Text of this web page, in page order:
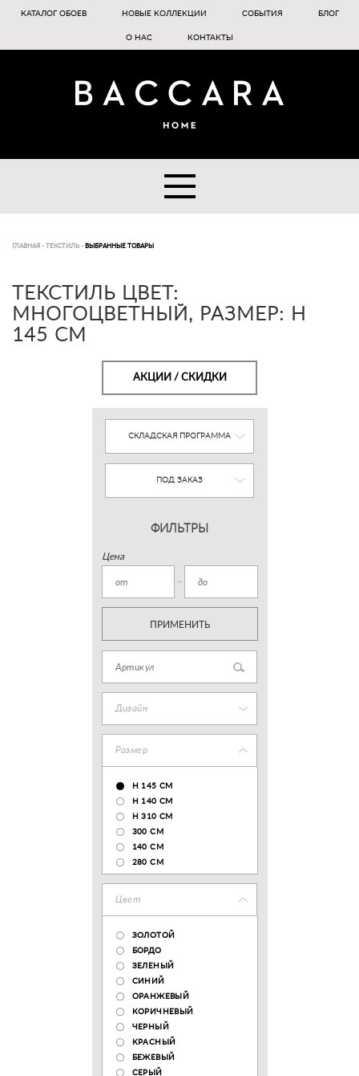
КАТАЛОГ ОБОЕВ НОВЫЕ КОЛЛЕКЦИИ СОБЫТИЯ БЛОГ
О НАС КОНТАКТЫ
ГЛАВНАЯ - ТЕКСТИЛЬ - ВЫБРАННЫЕ ТОВАРЫ
ТЕКСТИЛЬ ЦВЕТ:
МНОГОЦВЕТНЫЙ, РАЗМЕР: H
145 CM
АКЦИИ / СКИДКИ
СКЛАДСКАЯ ПРОГРАММА
ПОД ЗАКАЗ
ФИЛЬТРЫ
Цена
ПРИМЕНИТЬ
Дизайн
Размер
H 145 CM
H 140 CM
H 310 CM
300 CM
140 CМ
280 CM
Цвет
ЗОЛОТОЙ
БОРДО
ЗЕЛЕНЫЙ
СИНИЙ
ОРАНЖЕВЫЙ
КОРИЧНЕВЫЙ
ЧЕРНЫЙ
КРАСНЫЙ
БЕЖЕВЫЙ
СЕРЫЙ